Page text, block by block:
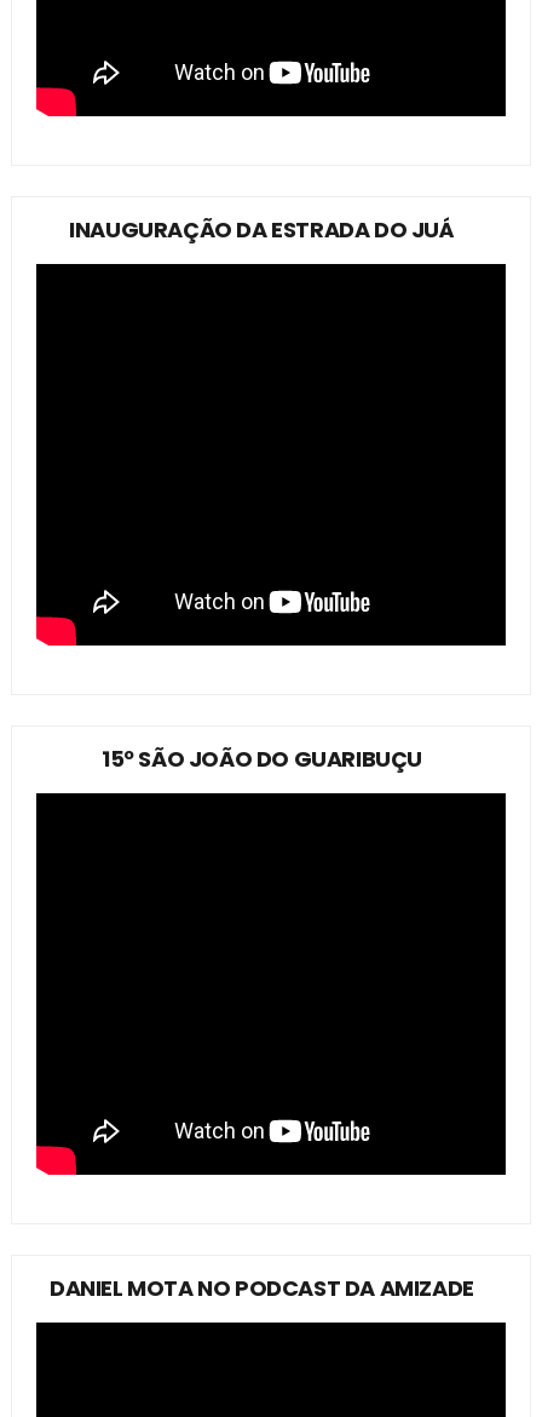
INAUGURAÇÃO DA ESTRADA DO JUÁ
15º SÃO JOÃO DO GUARIBUÇU
DANIEL MOTA NO PODCAST DA AMIZADE